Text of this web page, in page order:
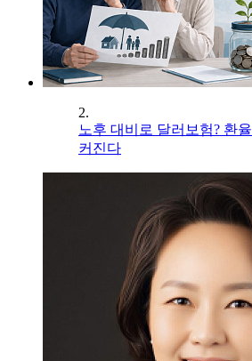
2.
노후 대비로 달러보험? 환
커진다